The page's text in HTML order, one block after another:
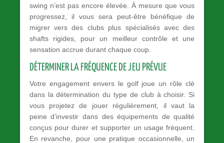
swing n’est pas encore élevée. À mesure que vous
progressez, il vous sera peut-être bénéfique de
migrer vers des clubs plus spécialisés avec des
shafts rigides, pour un meilleur contrôle et une
sensation accrue durant chaque coup.
DÉTERMINER LA FRÉQUENCE DE JEU PRÉVUE
Votre engagement envers le golf joue un rôle clé
dans la détermination du type de club à choisir. Si
vous projetez de jouer régulièrement, il vaut la
peine d’investir dans des équipements de qualité
conçus pour durer et supporter un usage fréquent.
En revanche, pour une pratique occasionnelle, un